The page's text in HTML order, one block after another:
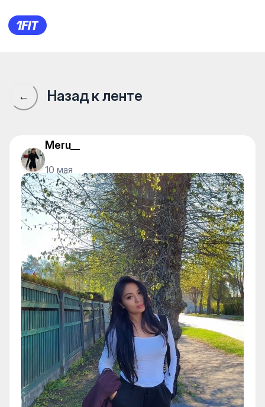
Сообщество 1Fit · 1Fit
← Назад к ленте
Meru__
10 мая